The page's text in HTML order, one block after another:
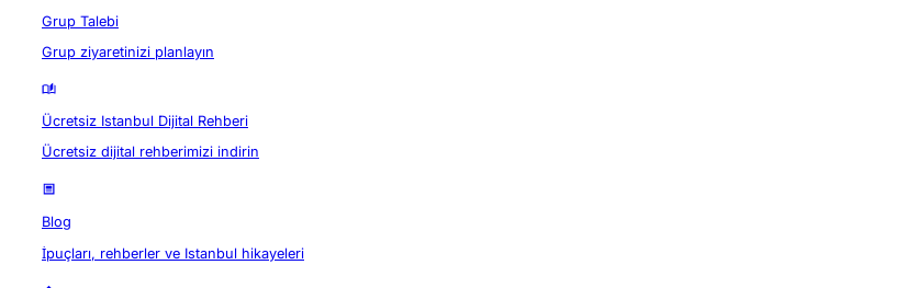
Grup Talebi
Grup ziyaretinizi planlayın
Ücretsiz Istanbul Dijital Rehberi
Ücretsiz dijital rehberimizi indirin
Blog
İpuçları, rehberler ve Istanbul hikayeleri